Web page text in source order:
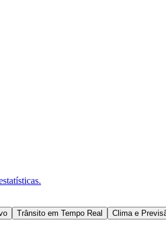
Trânsito em Tempo Real Clima e